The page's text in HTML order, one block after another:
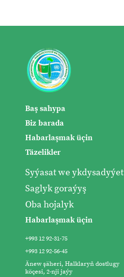
Baş sahypa
Biz barada
Habarlaşmak üçin
Täzelikler
Syýasat we ykdysadyýet
Saglyk goraýyş
Oba hojalyk
Habarlaşmak üçin
+993 12 92-31-75
+993 12 92-56-45
Änew şäheri, Halklaryň dostlugy
köçesi, 2-nji jaýy